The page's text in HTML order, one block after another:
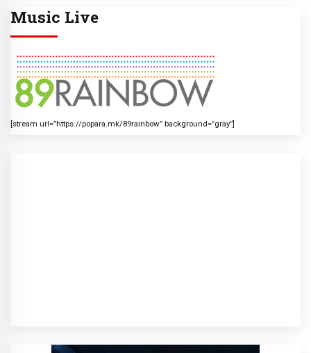
Music Live
[stream url=”https://popara.mk/89rainbow” background=”gray”]